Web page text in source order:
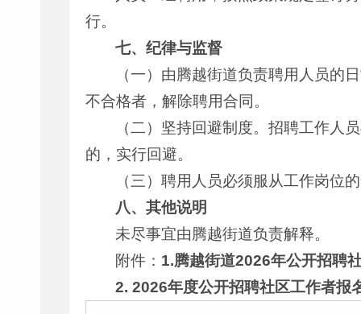
行。
七、纪律与监督
（一）由腾越街道负责聘用人员的
不合格者，解除聘用合同。
（二）坚持回避制度。招聘工作人
的，实行回避。
（三）聘用人员必须服从工作岗位
八、其他说明
未尽事宜由腾越街道负责解释。
附件： 1.腾越街道2026年公开招聘
2. 2026年度公开招聘社区工作者报